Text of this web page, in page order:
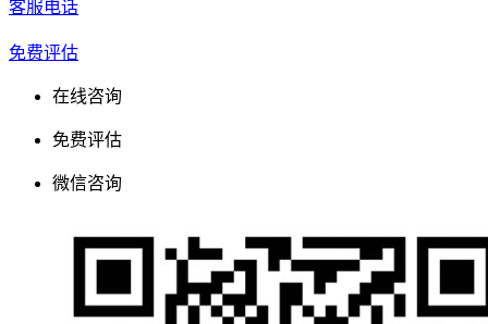
客服电话
免费评估
在线咨询
免费评估
微信咨询